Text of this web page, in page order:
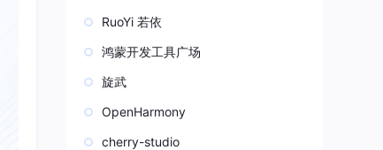
RuoYi 若依
鸿蒙开发工具广场
旋武
OpenHarmony
cherry-studio